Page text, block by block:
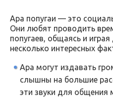
Ара попугаи — это
Они любят проводить
попугаев, общаясь и
несколько интересных
Ара могут издавать
слышны на большие
эти звуки для общения